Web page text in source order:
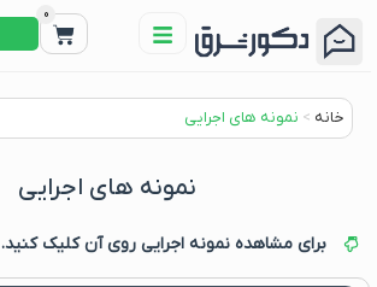
0
خانه > نمونه های اجرایی
نمونه های اجرایی
برای مشاهده نمونه اجرایی روی آن کلیک کنید.